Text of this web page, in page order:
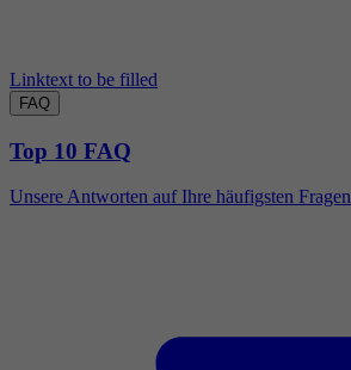
Linktext to be filled
FAQ
Top 10 FAQ
Unsere Antworten auf Ihre häufigsten Fragen